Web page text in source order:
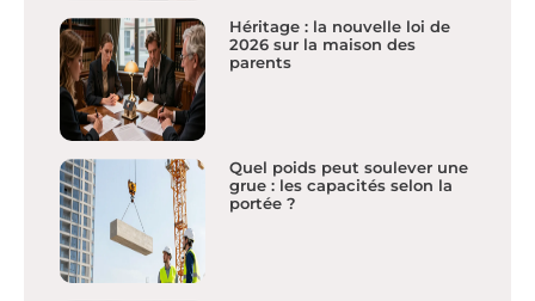
Héritage : la nouvelle loi de
2026 sur la maison des
parents
Quel poids peut soulever une
grue : les capacités selon la
portée ?